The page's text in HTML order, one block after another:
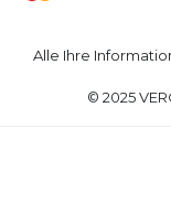
Alle Ihre
© 2025